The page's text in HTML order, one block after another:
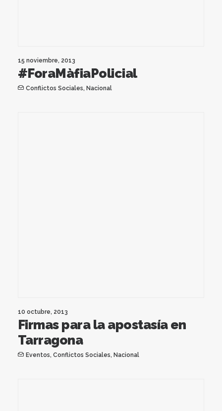
15 noviembre, 2013
#ForaMàfiaPolicial
Conflictos Sociales, Nacional
10 octubre, 2013
Firmas para la apostasía en
Tarragona
Eventos, Conflictos Sociales, Nacional